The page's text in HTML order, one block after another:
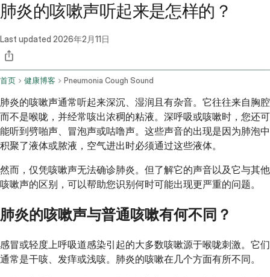
肺炎的咳嗽声听起来是怎样的？
Last updated 2026年2月11日
首页 健康博客 Pneumonia Cough Sound
肺炎的咳嗽声通常听起来深沉、湿润且有杂音。它往往来自胸腔
而不是喉咙，并经常咳出浓稠的粘液。深呼吸或咳嗽时，您还可
能听到劈啪声、冒泡声或咕噜声。这些声音的出现是因为肺泡中
积聚了液体或脓液，空气进出时必须通过这些液体。
然而，仅凭咳嗽声无法确诊肺炎。但了解它的声音以及它与其他
咳嗽声的区别，可以帮助您识别何时可能出现更严重的问题。
肺炎的咳嗽声与普通咳嗽有何不同？
感冒或轻度上呼吸道感染引起的大多数咳嗽源于喉咙刺激。它们
通常是干咳、发痒或浅咳。肺炎的咳嗽在几个方面有所不同。